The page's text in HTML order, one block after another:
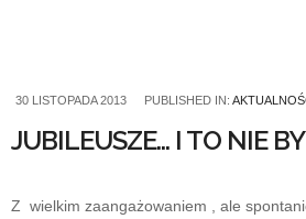
30 LISTOPADA 2013 PUBLISHED IN:
JUBILEUSZE… I TO NIE
Z wielkim zaangażowaniem , ale